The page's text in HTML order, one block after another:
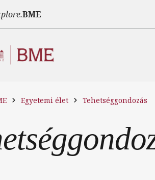
BME
Egyetemi élet Tehetséggondozás